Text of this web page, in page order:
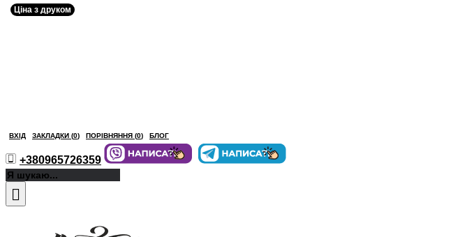
ВХІД ЗАКЛАДКИ (0) ПОРІВНЯННЯ (0) БЛОГ
+380965726359
Ціна з друком